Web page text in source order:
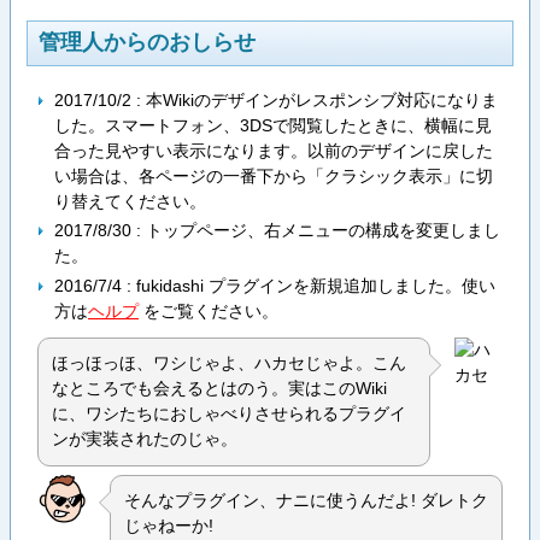
管理人からのおしらせ
2017/10/2 : 本Wikiのデザインがレスポンシブ対応になりま
した。スマートフォン、3DSで閲覧したときに、横幅に見
合った見やすい表示になります。以前のデザインに戻した
い場合は、各ページの一番下から「クラシック表示」に切
り替えてください。
2017/8/30 : トップページ、右メニューの構成を変更しまし
た。
2016/7/4 : fukidashi プラグインを新規追加しました。使い
方はヘルプをご覧ください。
ほっほっほ、ワシじゃよ、ハカセじゃよ。こん
なところでも会えるとはのう。実はこのWiki
に、ワシたちにおしゃべりさせられるプラグイ
ンが実装されたのじゃ。
そんなプラグイン、ナニに使うんだよ! ダレトク
じゃねーか!